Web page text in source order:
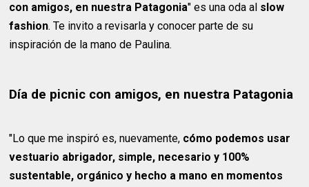
con amigos, en nuestra Patagonia" es una oda al slow
fashion. Te invito a revisarla y conocer parte de su
inspiración de la mano de Paulina.
Día de picnic con amigos, en nuestra Patagonia
"Lo que me inspiró es, nuevamente, cómo podemos usar
vestuario abrigador, simple, necesario y 100%
sustentable, orgánico y hecho a mano en momentos